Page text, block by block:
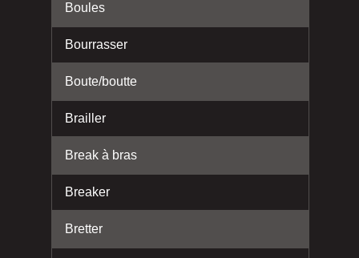
Boules
Bourrasser
Boute/boutte
Brailler
Break à bras
Breaker
Bretter